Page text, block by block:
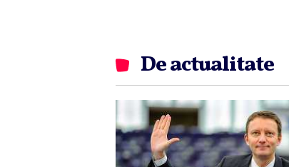
De actualitate